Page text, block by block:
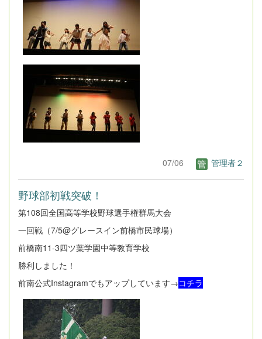
07/06 管理者２
野球部初戦突破！
第108回全国高等学校野球選手権群馬大会
一回戦（7/5@グレースイン前橋市民球場）
前橋南11-3四ツ葉学園中等教育学校
勝利しました！
前南公式Instagramでもアップしています→コチラ